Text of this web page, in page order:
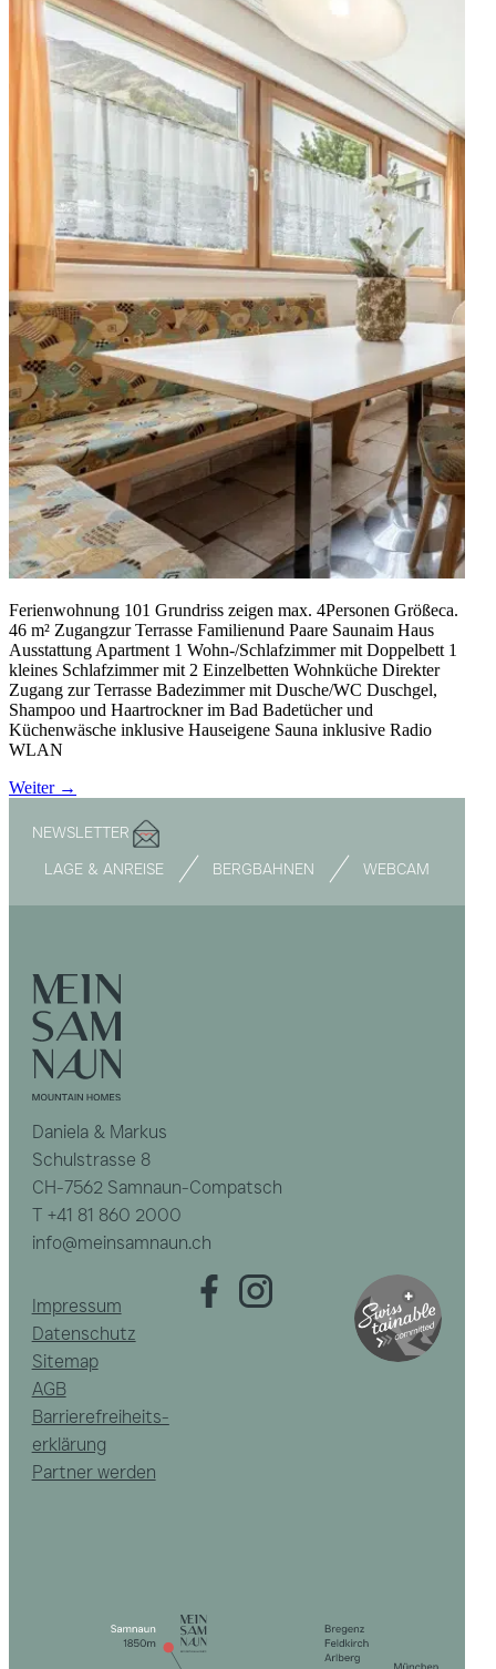
Ferienwohnung 101 Grundriss zeigen max. 4Personen Größeca.
46 m² Zugangzur Terrasse Familienund Paare Saunaim Haus
Ausstattung Apartment 1 Wohn-/Schlafzimmer mit Doppelbett 1
kleines Schlafzimmer mit 2 Einzelbetten Wohnküche Direkter
Zugang zur Terrasse Badezimmer mit Dusche/WC Duschgel,
Shampoo und Haartrockner im Bad Badetücher und
Küchenwäsche inklusive Hauseigene Sauna inklusive Radio
WLAN
Weiter →
NEWSLETTER
LAGE & ANREISE
BERGBAHNEN WEBCAM
Daniela & Markus
Schulstrasse 8
CH-7562 Samnaun-Compatsch
T +41 81 860 2000
info@meinsamnaun.ch
Impressum
Datenschutz
Sitemap
AGB
Barrierefreiheits­
erklärung
Partner werden